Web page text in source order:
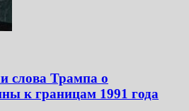
слова Трампа о
к границам 1991 года